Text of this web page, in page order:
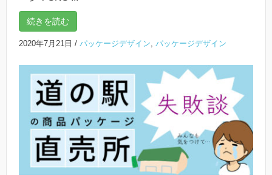
続きを読む
2020年7月21日 / パッケージデザイン パッケージデザイン